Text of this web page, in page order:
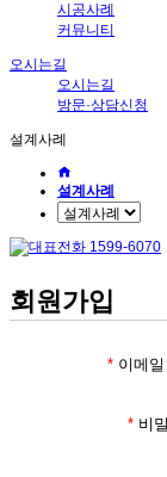
시공사례
커뮤니티
오시는길
오시는길
방문·상담신청
설계사례
설계사례
회원가입
* 이메
* 비